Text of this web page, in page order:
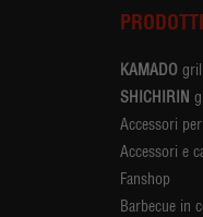
PRODOTTI
KAMADO grill
SHICHIRIN
Accessori
Accessori e
Fanshop
Barbecue in